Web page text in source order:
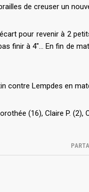
de creuser un
pour revenir à 2
finir à 4″… En fin de
contre Lempdes en
(16), Claire P. (2),